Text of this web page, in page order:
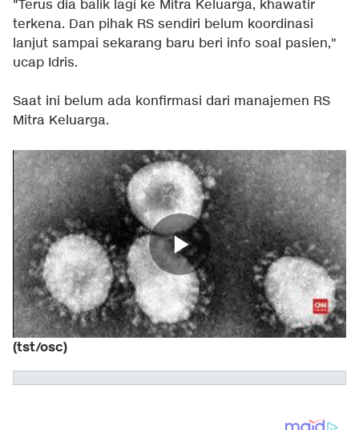
"Terus dia balik lagi ke Mitra Keluarga, khawatir
terkena. Dan pihak RS sendiri belum koordinasi
lanjut sampai sekarang baru beri info soal pasien,"
ucap Idris.
Saat ini belum ada konfirmasi dari manajemen RS
Mitra Keluarga.
(tst/osc)